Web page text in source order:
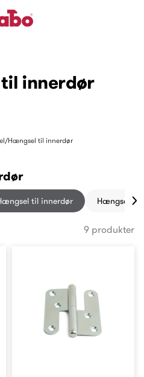
innerdør
Hængsel til innerdør
kategori
til innerdør Hængsel til
9 produkter